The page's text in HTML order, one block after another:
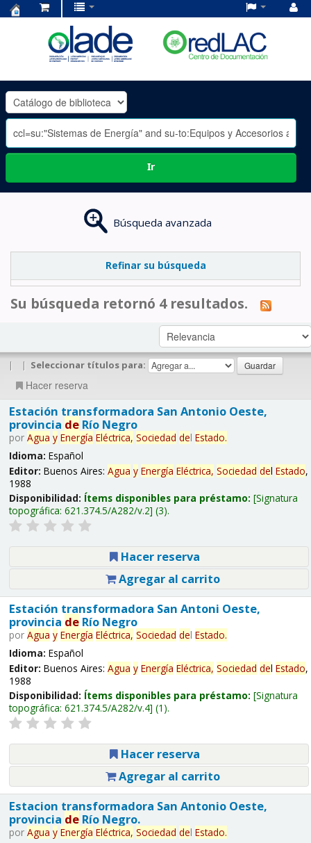
OLADE
-
Ir
Búsqueda avanzada
Refinar su búsqueda
Su búsqueda retornó 4 resultados.
| | Seleccionar títulos para:
Hacer reserva
Estación transformadora San Antonio Oeste,
provincia deRío Negro
por Agua y Energía Eléctrica, Sociedad del Estado.
Idioma: Español
Editor: Buenos Aires: Agua y Energía Eléctrica, Sociedad del Estado,
1988
Disponibilidad: Ítems disponibles para préstamo: Signatura
topográfica: 621.374.5/A282/v.2 (3).
Hacer reserva
Agregar al carrito
Estación transformadora San Antoni Oeste,
provincia deRío Negro
por Agua y Energía Eléctrica, Sociedad del Estado.
Idioma: Español
Editor: Buenos Aires: Agua y Energía Eléctrica, Sociedad del Estado,
1988
Disponibilidad: Ítems disponibles para préstamo: Signatura
topográfica: 621.374.5/A282/v.4 (1).
Hacer reserva
Agregar al carrito
Estacion transformadora San Antonio Oeste,
provincia deRío Negro.
por Agua y Energía Eléctrica, Sociedad del Estado.